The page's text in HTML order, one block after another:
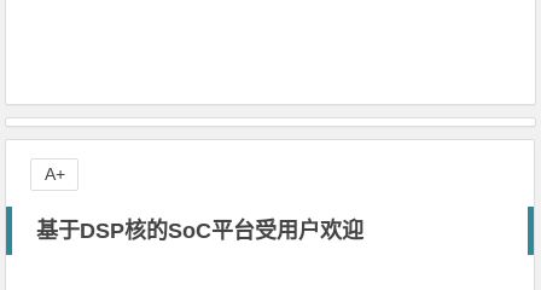
基于DSP核的SoC平台受用户欢迎
A+